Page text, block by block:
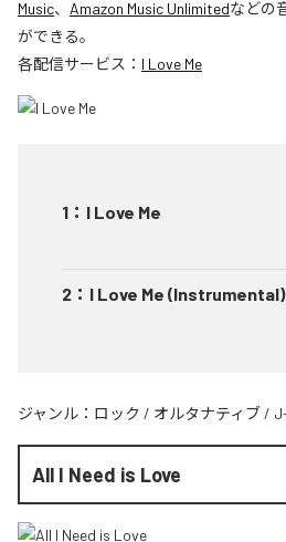
Music、 Amazon Music Unlimitedなどの
ができる。
各配信サービス： I Love Me
1 ： I Love Me
2 ： I Love Me (Instrumental)
ジャンル： ロック / オルタナティブ /
All I Need is Love